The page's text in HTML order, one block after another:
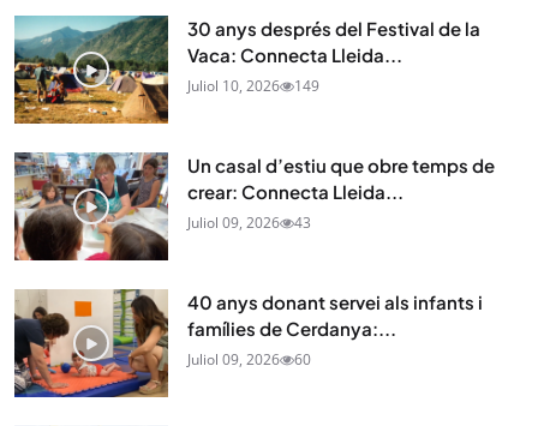
30 anys després del Festival de la
Vaca: Connecta Lleida...
Juliol 10, 2026 149
Un casal d’estiu que obre temps de
crear: Connecta Lleida...
Juliol 09, 2026 43
40 anys donant servei als infants i
famílies de Cerdanya:...
Juliol 09, 2026 60